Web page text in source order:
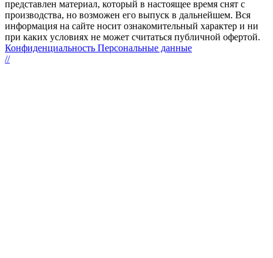
представлен материал, который в настоящее время снят с
производства, но возможен его выпуск в дальнейшем. Вся
информация на сайте носит ознакомительный характер и ни
при каких условиях не может считаться публичной офертой.
Конфиденциальность Персональные данные
//